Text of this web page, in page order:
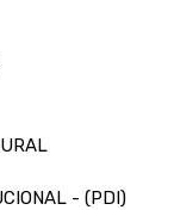
- (PDI)